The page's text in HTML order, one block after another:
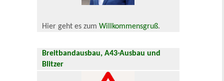
Hier geht es zumWillkommensgruß.
Breitbandausbau, A43-Ausbau und
Blitzer